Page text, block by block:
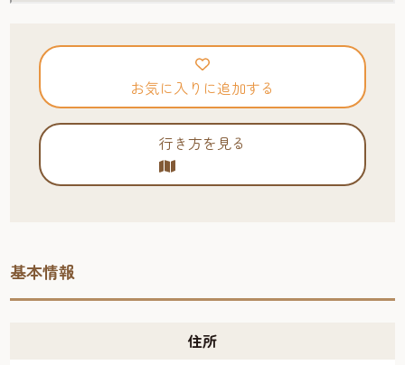
お気に入りに追加する
行き方を見る
基本情報
住所